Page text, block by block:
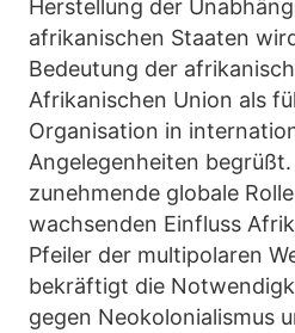
Herstellung der
afrikanischen Staaten
Bedeutung der
Afrikanischen Union als
Organisation in
Angelegenheiten
zunehmende globale
wachsenden Einfluss
Pfeiler der multipolaren
bekräftigt die
gegen Neokolonialismus